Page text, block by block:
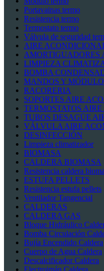
Portavainas termo
Resistencia termo
Termostato termo
Válvula de seguridad
AIRE
AMORTIGUADORES
LIMPIEZA
BOMBA
MANDOS Y
RACORERIA
SOPORTES AIRE
TERMOSTATOS
TUBOS DESAGÜE
VÁLVULA AIRE
DESINFECCIÓN
Limpieza climatizador
BIOMASA
CALDERA BIOMASA
Resistencia caldera
ESTUFA PELLETS
Resistencia estufa pellets
Ventilador Tangencial
CALDERAS
CALDERA GAS
Bloque Hidráulico
Bomba Circulación
Bujía Encendido Caldera
Cuerpo de Agua Caldera
Descalcificador Caldera